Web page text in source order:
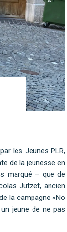
les Jeunes PLR,
de la jeunesse en
marqué – que de
Jutzet, ancien
la campagne «No
jeune de ne pas